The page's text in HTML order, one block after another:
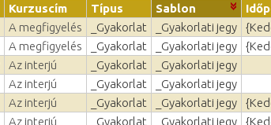
Kurzuscím Típus Sablon
A megfigyelés _Gyakorlat _Gyakorlati jegy
A megfigyelés _Gyakorlat _Gyakorlati jegy
Az interjú _Gyakorlat
_Gyakorlati jegy
Az interjú _Gyakorlat
_Gyakorlati jegy
Az interjú _Gyakorlat _Gyakorlati jegy
Az interjú _Gyakorlat _Gyakorlati jegy